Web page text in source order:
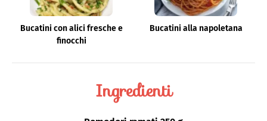
Bucatini con alici fresche e
finocchi
Bucatini alla napoletana
Ingredienti